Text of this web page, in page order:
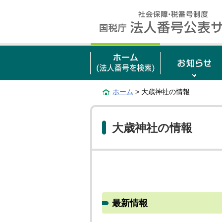
ホーム > 大歳神社の情報
大歳神社の情報
最新情報